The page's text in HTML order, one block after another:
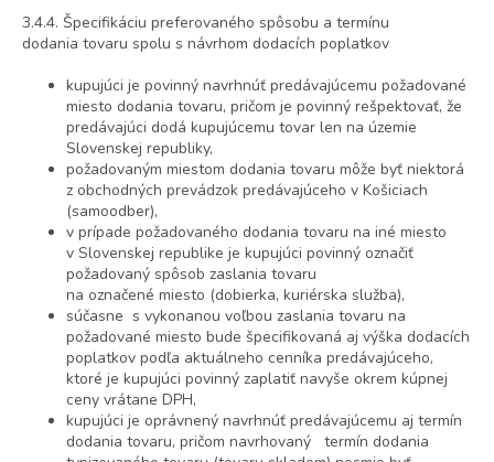
3.4.4. Špecifikáciu preferovaného spôsobu a termínu
dodania tovaru spolu s návrhom dodacích poplatkov
kupujúci je povinný navrhnúť predávajúcemu požadované
miesto dodania tovaru, pričom je povinný rešpektovať, že
predávajúci dodá kupujúcemu tovar len na územie
Slovenskej republiky,
požadovaným miestom dodania tovaru môže byť niektorá
z obchodných prevádzok predávajúceho v Košiciach
(samoodber),
v prípade požadovaného dodania tovaru na iné miesto
v Slovenskej republike je kupujúci povinný označiť
požadovaný spôsob zaslania tovaru
na označené miesto (dobierka, kuriérska služba),
súčasne s vykonanou voľbou zaslania tovaru na
požadované miesto bude špecifikovaná aj výška dodacích
poplatkov podľa aktuálneho cenníka predávajúceho,
ktoré je kupujúci povinný zaplatiť navyše okrem kúpnej
ceny vrátane DPH,
kupujúci je oprávnený navrhnúť predávajúcemu aj termín
dodania tovaru, pričom navrhovaný termín dodania